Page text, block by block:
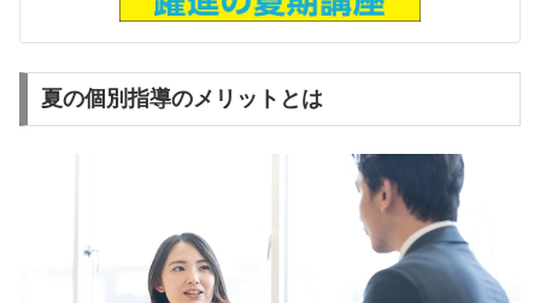
夏の個別指導のメリットとは